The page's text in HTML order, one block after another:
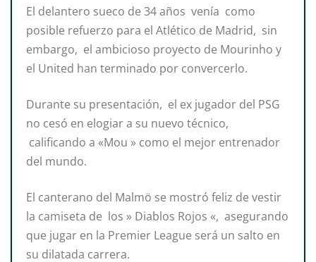
El delantero sueco de 34 años venía como
posible refuerzo para el Atlético de Madrid, sin
embargo, el ambicioso proyecto de Mourinho y
el United han terminado por convercerlo.
Durante su presentación, el ex jugador del PSG
no cesó en elogiar a su nuevo técnico,
calificando a «Mou » como el mejor entrenador
del mundo.
El canterano del Malmö se mostró feliz de vestir
la camiseta de los » Diablos Rojos «, asegurando
que jugar en la Premier League será un salto en
su dilatada carrera.